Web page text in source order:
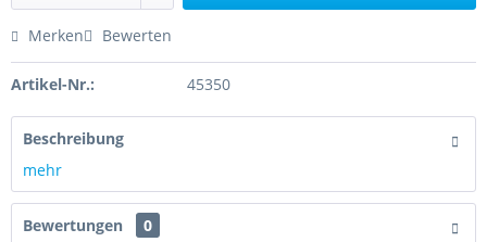
Merken Bewerten
Artikel-Nr.: 45350
Beschreibung
mehr
Bewertungen
0